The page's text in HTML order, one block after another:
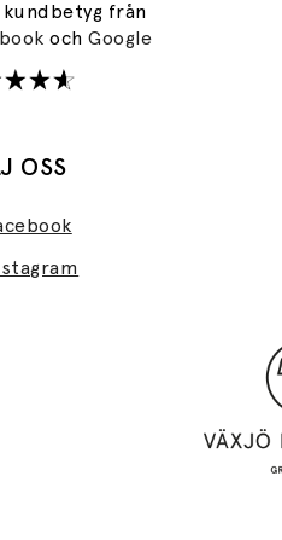
från
ochGoogle
OSS